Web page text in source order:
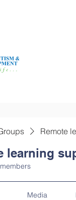
Remote
learning
Media